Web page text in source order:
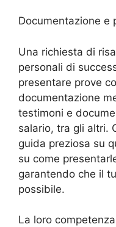
Documentazione e
Una richiesta di
personali di
presentare prove
documentazione
testimoni e
salario, tra gli altri.
guida preziosa su
su come
garantendo che il
possibile.
La loro